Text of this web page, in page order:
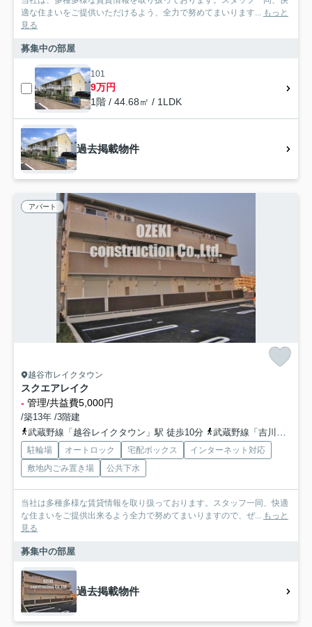
適な住まいをご提供いただけるよう、全力で努めてまいります... もっと
見る
募集中の部屋
101
9万円
1階 / 44.68㎡ / 1LDK
過去掲載物件
アパート
越谷市レイクタウン
スクエアレイク
- 管理/共益費5,000円
/築13年 /3階建
武蔵野線「越谷レイクタウン」駅 徒歩10分
武蔵野線「吉川」駅 徒歩23分
駐輪場 オートロック 宅配ボックス
インターネット対応
敷地内ごみ置き場
公共下水
当社は多種多様な賃貸情報を取り扱っております。スタッフ一同、快適
な住まいをご提供出来るよう全力で努めてまいりますので、ぜ... もっと
見る
募集中の部屋
過去掲載物件